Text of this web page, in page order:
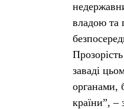
владою та
заваді
органами,
країни”, –